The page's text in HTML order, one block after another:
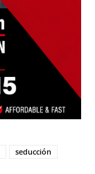
seducción